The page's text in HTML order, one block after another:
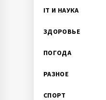
IT И НАУКА
ЗДОРОВЬЕ
ПОГОДА
РАЗНОЕ
СПОРТ